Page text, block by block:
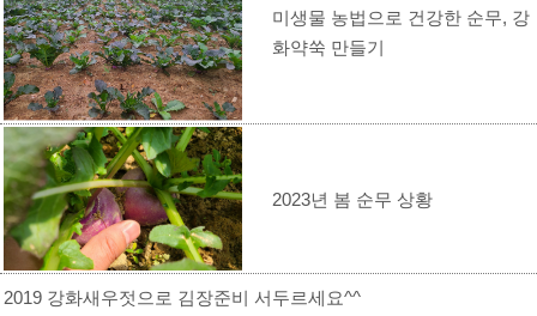
미생물 농법으로 건강한 순무, 강
화약쑥 만들기
2023년 봄 순무 상황
2019 강화새우젓으로 김장준비 서두르세요^^